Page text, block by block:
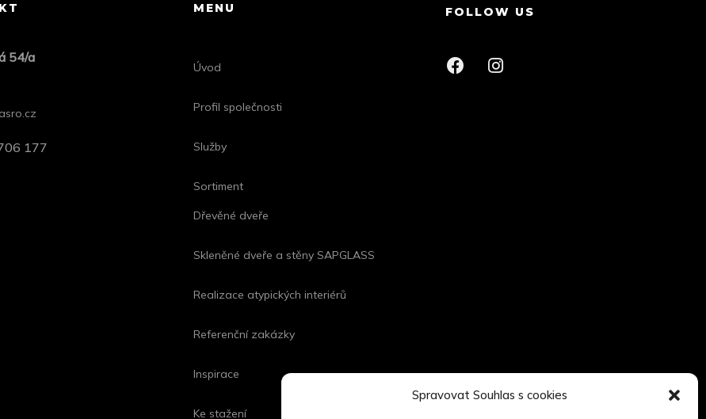
Spravovat Souhlas s cookies
54/a
177
MENU
Úvod
Profil společnosti
Služby
Sortiment
Dřevěné dveře
Skleněné dveře a stěny SAPGLASS
Realizace atypických interiérů
Referenční zakázky
Inspirace
Ke stažení
FOLLOW US